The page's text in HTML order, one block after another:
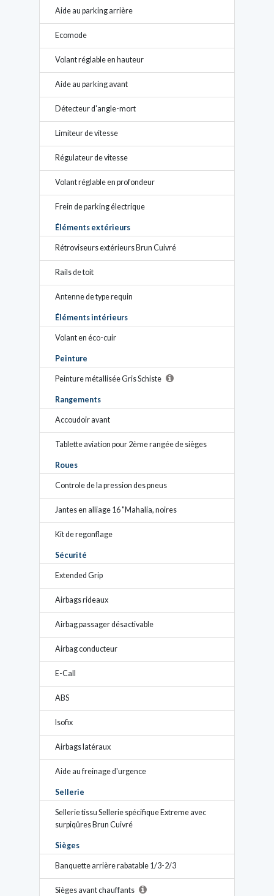
Aide au parking arrière
Ecomode
Volant réglable en hauteur
Aide au parking avant
Détecteur d'angle-mort
Limiteur de vitesse
Régulateur de vitesse
Volant réglable en profondeur
Frein de parking électrique
Éléments extérieurs
Rétroviseurs extérieurs Brun Cuivré
Rails de toit
Antenne de type requin
Éléments intérieurs
Volant en éco-cuir
Peinture
Peinture métallisée Gris Schiste
Rangements
Accoudoir avant
Tablette aviation pour 2ème rangée de sièges
Roues
Controle de la pression des pneus
Jantes en alliage 16 "Mahalia, noires
Kit de regonflage
Sécurité
Extended Grip
Airbags rideaux
Airbag passager désactivable
Airbag conducteur
E-Call
ABS
Isofix
Airbags latéraux
Aide au freinage d'urgence
Sellerie
Sellerie tissu Sellerie spécifique Extreme avec
surpiqûres Brun Cuivré
Sièges
Banquette arrière rabatable 1/3-2/3
Sièges avant chauffants